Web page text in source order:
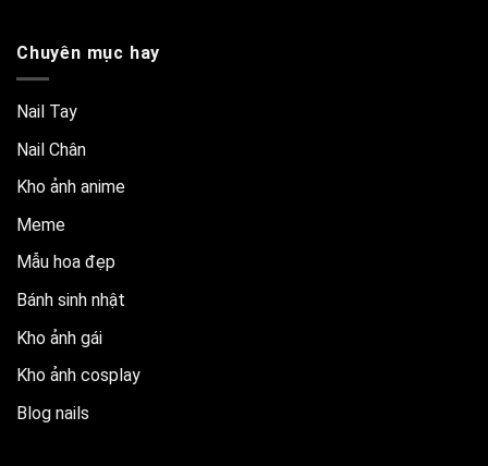
Chuyên mục hay
Nail Tay
Nail Chân
Kho ảnh anime
Meme
Mẫu hoa đẹp
Bánh sinh nhật
Kho ảnh gái
Kho ảnh cosplay
Blog nails